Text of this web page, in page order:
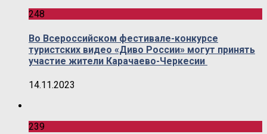
248
Во Всероссийском фестивале-конкурсе
туристских видео «Диво России» могут принять
участие жители Карачаево-Черкесии
14.11.2023
239